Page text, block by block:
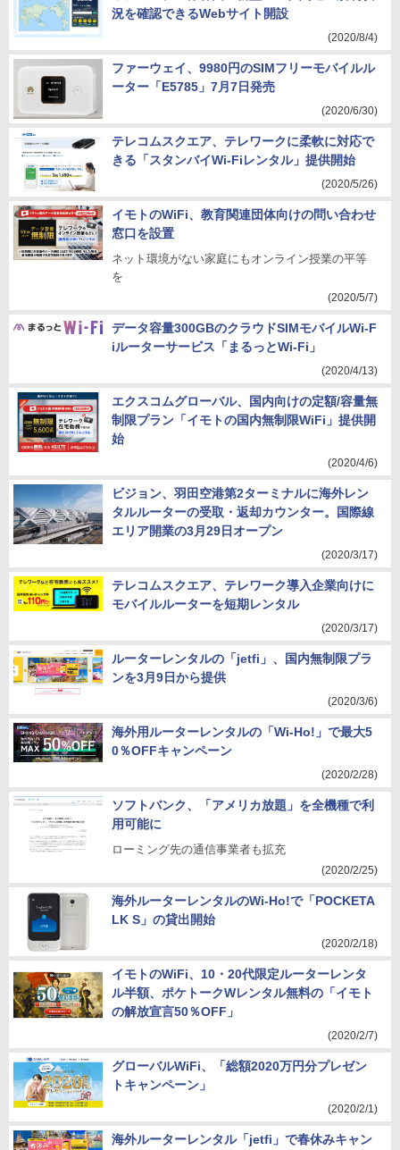
況を確認できるWebサイト開設
(2020/8/4)
ファーウェイ、9980円のSIMフリーモバイルル
ーター「E5785」7月7日発売
(2020/6/30)
テレコムスクエア、テレワークに柔軟に対応で
きる「スタンバイWi-Fiレンタル」提供開始
(2020/5/26)
イモトのWiFi、教育関連団体向けの問い合わせ
窓口を設置
ネット環境がない家庭にもオンライン授業の平等
を
(2020/5/7)
データ容量300GBのクラウドSIMモバイルWi-F
iルーターサービス「まるっとWi-Fi」
(2020/4/13)
エクスコムグローバル、国内向けの定額/容量無
制限プラン「イモトの国内無制限WiFi」提供開
始
(2020/4/6)
ビジョン、羽田空港第2ターミナルに海外レン
タルルーターの受取・返却カウンター。国際線
エリア開業の3月29日オープン
(2020/3/17)
テレコムスクエア、テレワーク導入企業向けに
モバイルルーターを短期レンタル
(2020/3/17)
ルーターレンタルの「jetfi」、国内無制限プラ
ンを3月9日から提供
(2020/3/6)
海外用ルーターレンタルの「Wi-Ho!」で最大5
0％OFFキャンペーン
(2020/2/28)
ソフトバンク、「アメリカ放題」を全機種で利
用可能に
ローミング先の通信事業者も拡充
(2020/2/25)
海外ルーターレンタルのWi-Ho!で「POCKETA
LK S」の貸出開始
(2020/2/18)
イモトのWiFi、10・20代限定ルーターレンタ
ル半額、ポケトークWレンタル無料の「イモト
の解放宣言50％OFF」
(2020/2/7)
グローバルWiFi、「総額2020万円分プレゼン
トキャンペーン」
(2020/2/1)
海外ルーターレンタル「jetfi」で春休みキャン